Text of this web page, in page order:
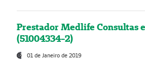
Prestador Medlife Consultas
(51004334-2)
01 de Janeiro de 2019